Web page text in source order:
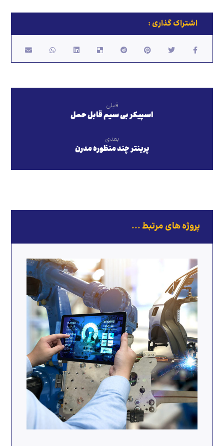
قبلی
اسپیکر بی سیم قابل حمل
بعدی
پرینتر چند منظوره مدرن
پروژه های مرتبط ...